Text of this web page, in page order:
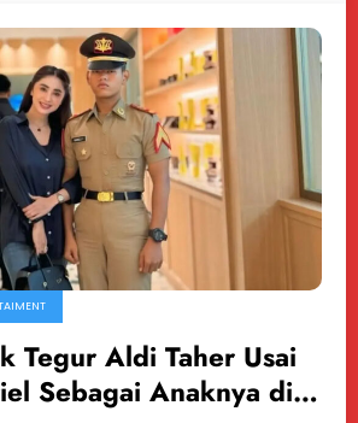
Tegur Aldi Taher Usai
Sebagai Anaknya di